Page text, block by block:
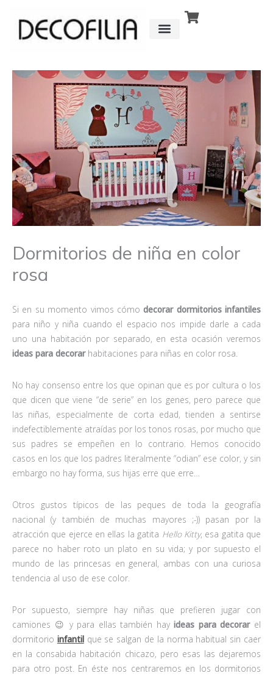
contenido
Dormitorios de niña en color
rosa
Si en su momento vimos cómodecorar dormitorios infantiles
para niño y niña cuando el espacio nos impide darle a cada
uno una habitación por separado, en esta ocasión veremos
ideas para decorarhabitaciones para niñas en color rosa.
No hay consenso entre los que opinan que es por cultura o los
que dicen que viene “de serie” en los genes, pero parece que
las niñas, especialmente de corta edad, tienden a sentirse
indefectiblemente atraídas por los tonos rosas, por mucho que
sus padres se empeñen en lo contrario. Hemos conocido
casos en los que los padres literalmente “odian” ese color, y sin
embargo no hay forma, sus hijas erre que erre…
Otros gustos típicos de las peques de toda la geografía
nacional (y también de muchas mayores ;-)) pasan por la
atracción que ejerce en ellas la gatita Hello Kitty, esa gatita que
parece no haber roto un plato en su vida; y por supuesto el
mundo de las princesas en general, ambas con una curiosa
tendencia al uso de ese color.
Por supuesto, siempre hay niñas que prefieren jugar con
camiones 😉 y para ellas también hayideas para decorar el
dormitorio infantilque se salgan de la norma habitual sin caer
en la consabida habitación chicazo, pero esas las dejaremos
para otro post. En éste nos centraremos en los dormitorios